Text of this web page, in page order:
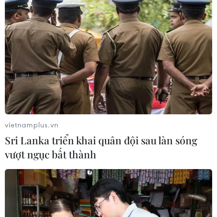
07/08/2026 07:10
Hà Nội quyết liệt xử lý các "điểm
nghẽn" úng ngập, môi trường đô thị
07/08/2026 06:51
Xem thêm
CƠ QUAN CHỦ QUẢN: THÔNG TẤN XÃ VIỆT NAM
Tổng Biên tập: TRẦN TIẾN DUẨN
vietnamplus.vn
Sri Lanka triển khai quân đội sau làn sóng
vượt ngục bất thành